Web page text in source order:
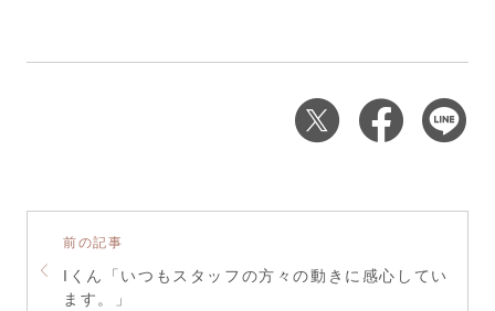
前の記事
Iくん「いつもスタッフの方々の動きに感心してい
ます。」